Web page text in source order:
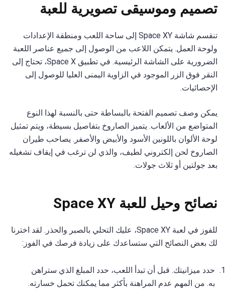
تصميم وموسيقى تصويرية للعبة
تنقسم شاشة Space XY إلى ساحة اللعب ومنطقة الإعدادات
ولوحة العمل. يتمكن اللاعب من الوصول إلى جميع عناصر اللعبة
الضرورية على الشاشة الرئيسية. في تطبيق Space X، تحتاج إلى
النقر فوق الزر الموجود في الزاوية اليمنى العليا للوصول إلى
الإحصائيات.
يمكن وصف تصميم الفتحة بالبساطة حتى بالنسبة لهذا النوع
المتواضع من الألعاب. يتميز الصاروخ بتفاصيل بسيطة، ويتم تمثيل
لوحة الألوان باللونين الأسود والأبيض والأصفر. يصاحب طيران
الصاروخ لحن إلكتروني لطيف، والذي لن ترغب في إيقاف تشغيله
بعد جولتين أو ثلاث جولات.
نصائح وحيل للعبة Space XY
للفوز في لعبة Space XY، عليك التحلي بالصبر والحذر. لقد اخترنا
لك بعض النصائح التي ستساعدك على زيادة فرصك في الفوز:
حدد ميزانيتك. قبل أن تبدأ اللعب، حدد المبلغ الذي ستراهن
به. من المهم عدم المراهنة بأكثر مما يمكنك تحمل خسارته.